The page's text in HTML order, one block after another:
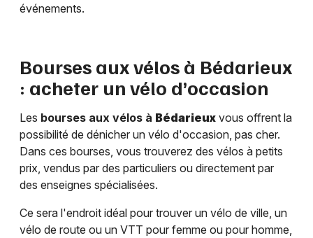
événements.
Bourses aux vélos à Bédarieux
: acheter un vélo d’occasion
Les bourses aux vélos à Bédarieux vous offrent la
possibilité de dénicher un vélo d'occasion, pas cher.
Dans ces bourses, vous trouverez des vélos à petits
prix, vendus par des particuliers ou directement par
des enseignes spécialisées.
Ce sera l'endroit idéal pour trouver un vélo de ville, un
vélo de route ou un VTT pour femme ou pour homme,